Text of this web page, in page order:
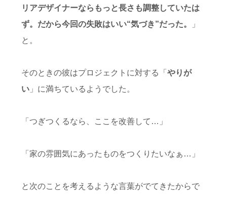
リアデザイナーならもっと長さも調整していたは
ず。だから今回の失敗はいい“気づき”だった。
」
と。
そのときの彼はプロジェクトに対する「 やりが
い 」に満ちているようでした。
「つぎつくるなら、ここを改善して…」
「家の雰囲気にあったものをつくりたいなぁ…」
と次のことを考えるような言葉がでてきたからで